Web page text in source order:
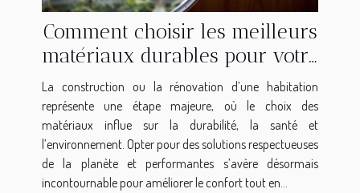
Comment choisir les meilleurs
matériaux durables pour votre
maison ?
La construction ou la rénovation d’une habitation
représente une étape majeure, où le choix des
matériaux influe sur la durabilité, la santé et
l’environnement. Opter pour des solutions respectueuses
de la planète et performantes s’avère désormais
incontournable pour améliorer le confort tout en...